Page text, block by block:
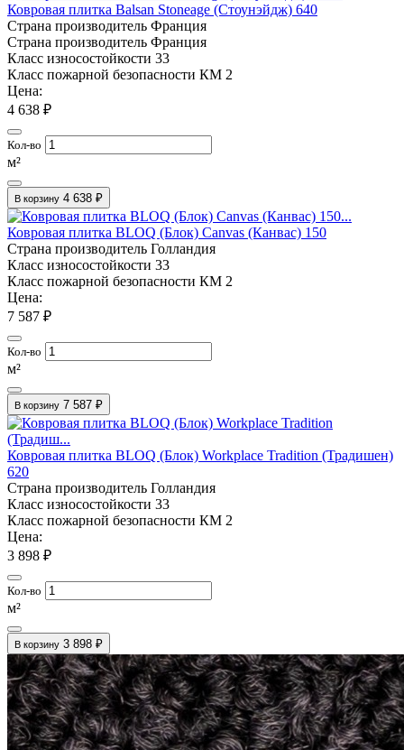
Ковровая плитка Balsan Stoneage (Стоунэйдж) 640
Страна производитель Франция
Страна производитель Франция
Класс износостойкости 33
Класс пожарной безопасности КМ 2
Цена:
4 638 ₽
Кол-во
м²
В корзину 4 638 ₽
Ковровая плитка BLOQ (Блок) Canvas (Канвас) 150
Страна производитель Голландия
Класс износостойкости 33
Класс пожарной безопасности КМ 2
Цена:
7 587 ₽
Кол-во
м²
В корзину 7 587 ₽
Ковровая плитка BLOQ (Блок) Workplace Tradition (Традишен)
620
Страна производитель Голландия
Класс износостойкости 33
Класс пожарной безопасности КМ 2
Цена:
3 898 ₽
Кол-во
м²
В корзину 3 898 ₽